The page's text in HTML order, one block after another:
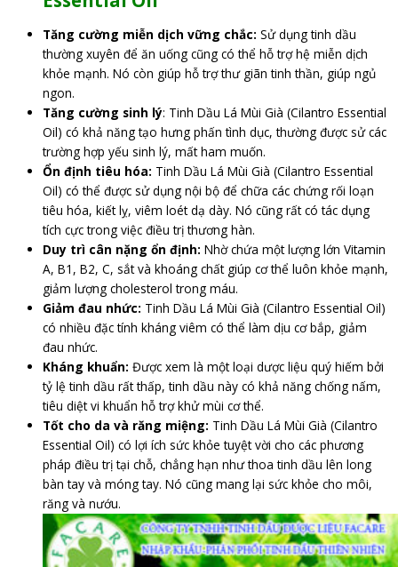
Tăng cường miễn dịch vững chắc: Sử dụng tinh dầu
thường xuyên để ăn uống cũng có thể hỗ trợ hệ miễn dịch
khỏe mạnh. Nó còn giúp hỗ trợ thư giãn tinh thần, giúp ngủ
ngon.
Tăng cường sinh lý: Tinh Dầu Lá Mùi Già (Cilantro Essential
Oil) có khả năng tạo hưng phấn tình dục, thường được sử các
trường hợp yếu sinh lý, mất ham muốn.
Ổn định tiêu hóa: Tinh Dầu Lá Mùi Già (Cilantro Essential
Oil) có thể được sử dụng nội bộ để chữa các chứng rối loạn
tiêu hóa, kiết lỵ, viêm loét dạ dày. Nó cũng rất có tác dụng
tích cực trong việc điều trị thương hàn.
Duy trì cân nặng ổn định: Nhờ chứa một lượng lớn Vitamin
A, B1, B2, C, sắt và khoáng chất giúp cơ thể luôn khỏe mạnh,
giảm lượng cholesterol trong máu.
Giảm đau nhức: Tinh Dầu Lá Mùi Già (Cilantro Essential Oil)
có nhiều đặc tính kháng viêm có thể làm dịu cơ bắp, giảm
đau nhức.
Kháng khuẩn: Được xem là một loại dược liệu quý hiếm bởi
tỷ lệ tinh dầu rất thấp, tinh dầu này có khả năng chống nấm,
tiêu diệt vi khuẩn hỗ trợ khử mùi cơ thể.
Tốt cho da và răng miệng: Tinh Dầu Lá Mùi Già (Cilantro
Essential Oil) có lợi ích sức khỏe tuyệt vời cho các phương
pháp điều trị tại chỗ, chẳng hạn như thoa tinh dầu lên long
bàn tay và móng tay. Nó cũng mang lại sức khỏe cho môi,
răng và nướu.